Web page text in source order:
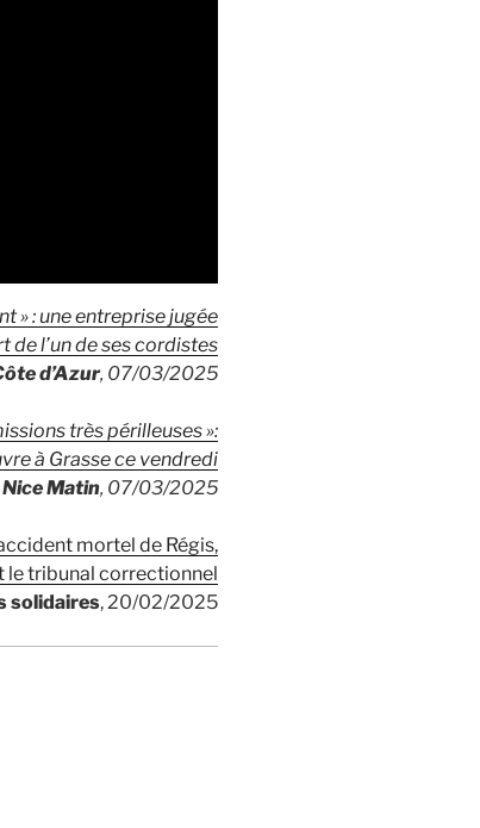
» : une entreprise jugée
l’un de ses cordistes
d’Azur, 07/03/2025
très périlleuses »:
à Grasse ce vendredi
Nice Matin, 07/03/2025
mortel de Régis,
le tribunal correctionnel
solidaires, 20/02/2025